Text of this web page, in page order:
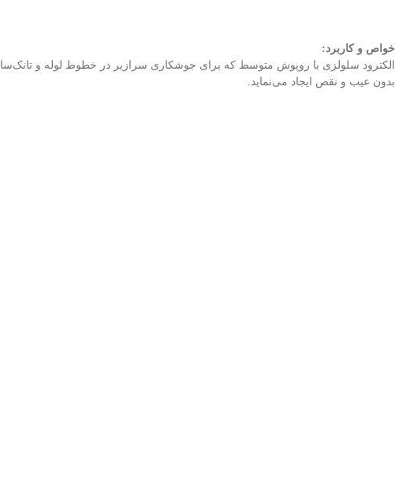
خواص و کاربرد:
الکترود سلولزی با روپوش متوسط که برای جوشکاری سرازیر در خطوط لوله و
بدون عیب و نقص ایجاد می‌نماید.